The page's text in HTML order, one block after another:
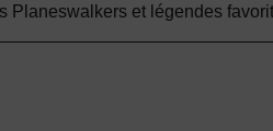
Planeswalkers et légendes